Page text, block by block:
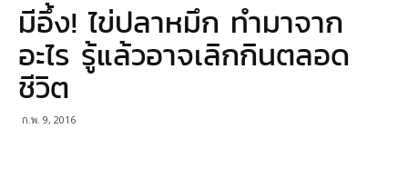
มายา
มีอึ้ง! ไข่ปลาหมึก ทำมาจาก
อะไร รู้แล้วอาจเลิกกินตลอด
ชีวิต
ก.พ. 9, 2016